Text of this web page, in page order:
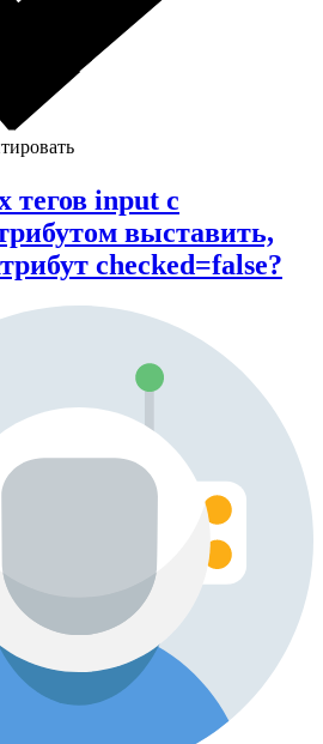
тегов input с
выставить,
checked=false?